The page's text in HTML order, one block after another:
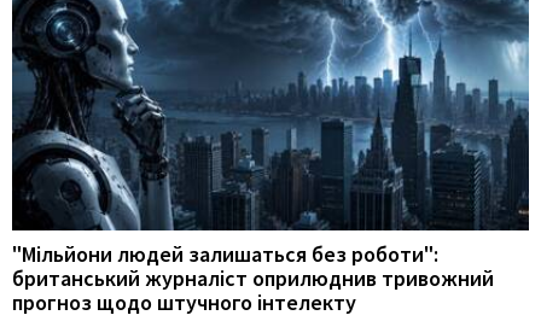
"Мільйони людей залишаться без роботи":
британський журналіст оприлюднив тривожний
прогноз щодо штучного інтелекту